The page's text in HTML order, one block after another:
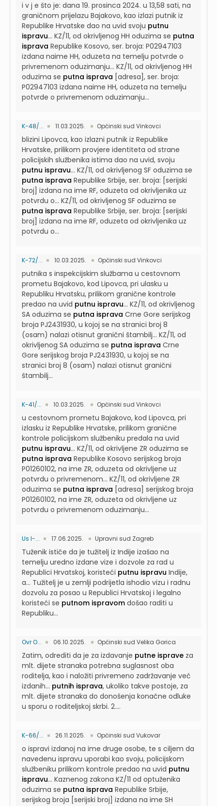
i v j e što je: dana 19. prosinca 2024. u 13,58 sati, na
graničnom prijelazu Bajakovo, kao izlazi putnik iz
Republike Hrvatske dao na uvid svoju putnu
ispravu... KZ/11, od okrivljenog HH oduzima se putna
isprava Republike Kosovo, ser. broja: P02947103
izdana naime HH, oduzeta na temelju potvrde o
privremenom oduzimanju... KZ/11, od okrivljenog HH
oduzima se putna isprava [adresa], ser. broja:
P02947103 izdana naime HH, oduzeta na temelju
potvrde o privremenom oduzimanju...
K-48/... 11.03.2025. Općinski sud Vinkovci
blizini Lipovca, kao izlazni putnik iz Republike
Hrvatske, prilikom provjere identiteta od strane
policijskih službenika istima dao na uvid, svoju
putnu ispravu... KZ/11, od okrivljenog SF oduzima se
putna isprava Republike Srbije, ser. broja: [serijski
broj] izdana na ime RF, oduzeta od okrivljenika uz
potvrdu o... KZ/11, od okrivljenog SF oduzima se
putna isprava Republike Srbije, ser. broja: [serijski
broj] izdana na ime RF, oduzeta od okrivljenika uz
potvrdu o...
K-72/... 10.03.2025. Općinski sud Vinkovci
putnika s inspekcijskim službama u cestovnom
prometu Bajakovo, kod Lipovca, pri ulasku u
Republiku Hrvatsku, prilikom granične kontrole
predao na uvid putnu ispravu... KZ/11, od okrivljenog
SA oduzima se putna isprava Crne Gore serijskog
broja PJ2431930, u kojoj se na stranici broj 8
(osam) nalazi otisnut granični štambilj... KZ/11, od
okrivljenog SA oduzima se putna isprava Crne
Gore serijskog broja PJ2431930, u kojoj se na
stranici broj 8 (osam) nalazi otisnut granični
štambilj...
K-41/... 10.03.2025. Općinski sud Vinkovci
u cestovnom prometu Bajakovo, kod Lipovca, pri
izlasku iz Republike Hrvatske, prilikom granične
kontrole policijskom službeniku predala na uvid
putnu ispravu... KZ/11, od okrivljene ZR oduzima se
putna isprava Republike Kosovo serijskog broja
P01260102, na ime ZR, oduzeta od okrivljene uz
potvrdu o privremenom... KZ/11, od okrivljene ZR
oduzima se putna isprava [adresa] serijskog broja
P01260102, na ime ZR, oduzeta od okrivljene uz
potvrdu o privremenom oduzimanju...
Us I-... 17.06.2025. Upravni sud Zagreb
Tuženik ističe da je tužitelj iz Indije izašao na
temelju uredno izdane vize i dozvole za rad u
Republici Hrvatskoj, koristeći putnu ispravu Indije,
a... Tužitelj je u zemlji podrijetla ishodio vizu i radnu
dozvolu za posao u Republici Hrvatskoj i legalno
koristeći se putnom ispravom došao raditi u
Republiku...
Ovr O... 06.10.2025. Općinski sud Velika Gorica
Zatim, odrediti da je za izdavanje putne isprave za
mlt. dijete stranaka potrebna suglasnost oba
roditelja, kao i naložiti privremeno zadržavanje već
izdanih... putnih isprava, ukoliko takve postoje, za
mlt. dijete stranaka do donošenja konačne odluke
u sporu o roditeljskoj skrbi. 2....
K-66/... 26.11.2025. Općinski sud Vukovar
o ispravi izdanoj na ime druge osobe, te s ciljem da
navedenu ispravu uporabi kao svoju, policijskom
službeniku prilikom kontrole predao na uvid putnu
ispravu... Kaznenog zakona KZ/11 od optuženika
oduzima se putna isprava Republike Srbije,
serijskog broja [serijski broj] izdana na ime SH